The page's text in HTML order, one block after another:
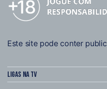
Este site pode conter
Ligas na TV